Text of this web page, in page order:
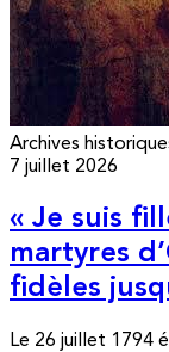
Archives
7 juillet 2026
« Je suis
martyres
fidèles
Le 26 juillet 1794